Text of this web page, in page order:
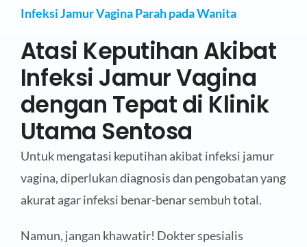
Infeksi Jamur Vagina Parah pada Wanita
Atasi Keputihan Akibat
Infeksi Jamur Vagina
dengan Tepat di Klinik
Utama Sentosa
Untuk mengatasi keputihan akibat infeksi jamur
vagina, diperlukan diagnosis dan pengobatan yang
akurat agar infeksi benar-benar sembuh total.
Namun, jangan khawatir! Dokter spesialis